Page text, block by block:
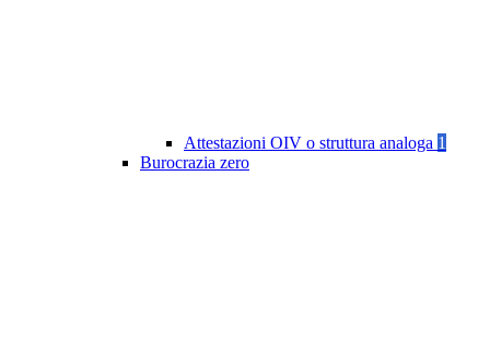
Attestazioni OIV o struttura analoga 1
Burocrazia zero